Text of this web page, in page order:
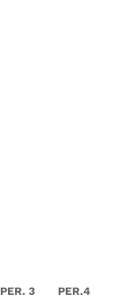
PER. 3 PER.4